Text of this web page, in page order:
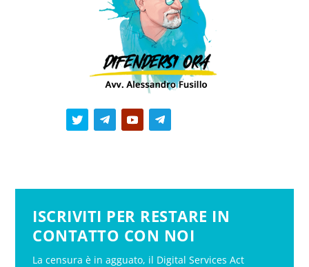
ISCRIVITI PER RESTARE IN
CONTATTO CON NOI
La censura è in agguato, il Digital Services Act